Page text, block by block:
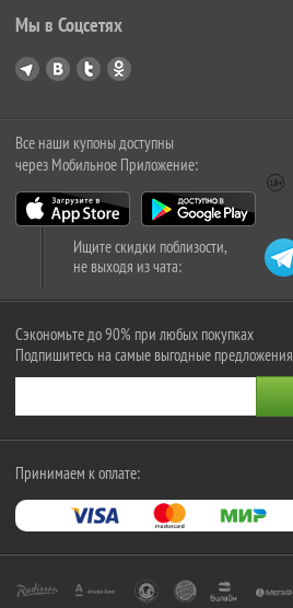
Мы в Соцсетях
Все наши купоны доступны
через Мобильное Приложение:
Ищите скидки поблизости,
не выходя из чата:
Сэкономьте до 90% при любых покупках
Подпишитесь на самые выгодные предложения
Принимаем к оплате: